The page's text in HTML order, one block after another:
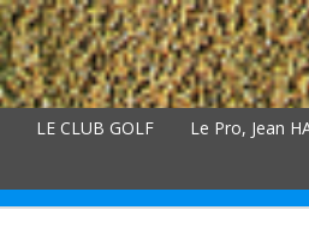
LE CLUB GOLF
Le Pro, Jean